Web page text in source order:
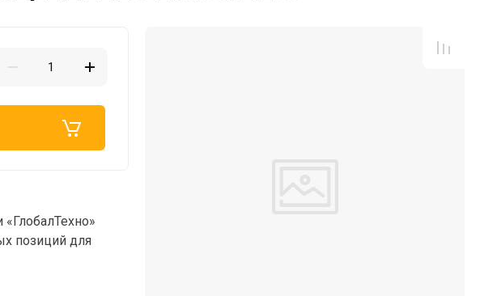
позиций для